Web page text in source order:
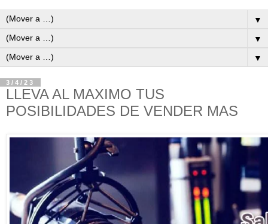
▼
▼
▼
3/4/23
LLEVA AL MAXIMO TUS
POSIBILIDADES DE VENDER MAS